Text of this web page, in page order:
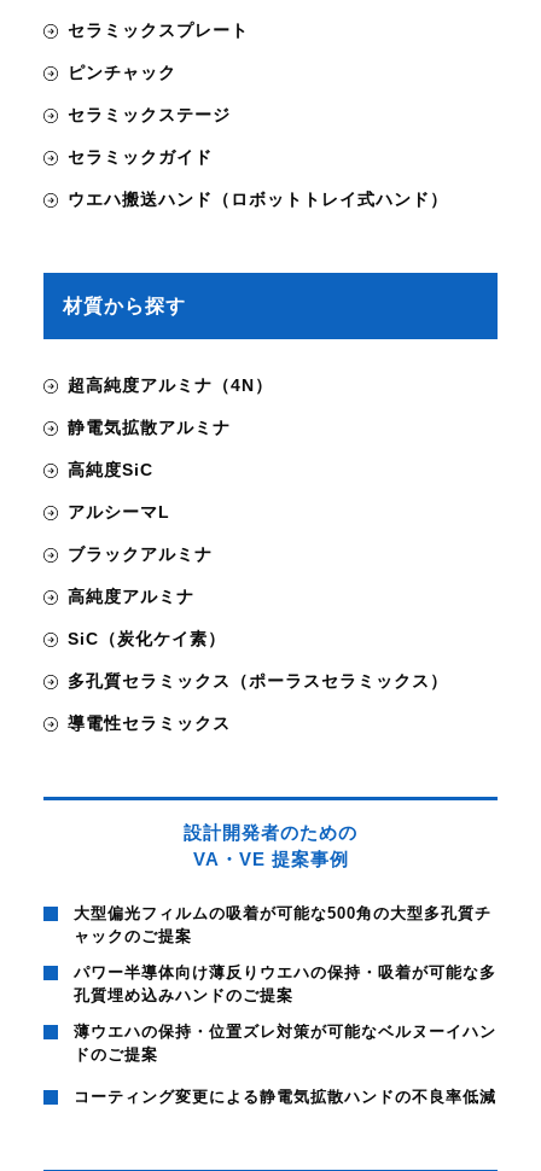
セラミックスプレート
ピンチャック
セラミックステージ
セラミックガイド
ウエハ搬送ハンド（ロボットトレイ式ハンド）
材質から探す
超高純度アルミナ（4N）
静電気拡散アルミナ
高純度SiC
アルシーマL
ブラックアルミナ
高純度アルミナ
SiC（炭化ケイ素）
多孔質セラミックス（ポーラスセラミックス）
導電性セラミックス
設計開発者のための
VA・VE 提案事例
大型偏光フィルムの吸着が可能な500角の大型多孔質チ
ャックのご提案
パワー半導体向け薄反りウエハの保持・吸着が可能な多
孔質埋め込みハンドのご提案
薄ウエハの保持・位置ズレ対策が可能なベルヌーイハン
ドのご提案
コーティング変更による静電気拡散ハンドの不良率低減